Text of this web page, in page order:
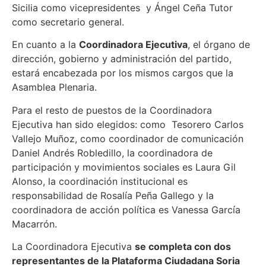
Sicilia como vicepresidentes y Ángel Ceña Tutor
como secretario general.
En cuanto a la Coordinadora Ejecutiva, el órgano de
dirección, gobierno y administración del partido,
estará encabezada por los mismos cargos que la
Asamblea Plenaria.
Para el resto de puestos de la Coordinadora
Ejecutiva han sido elegidos: como Tesorero Carlos
Vallejo Muñoz, como coordinador de comunicación
Daniel Andrés Robledillo, la coordinadora de
participación y movimientos sociales es Laura Gil
Alonso, la coordinación institucional es
responsabilidad de Rosalía Peña Gallego y la
coordinadora de acción política es Vanessa García
Macarrón.
La Coordinadora Ejecutiva se completa con dos
representantes de la Plataforma Ciudadana Soria